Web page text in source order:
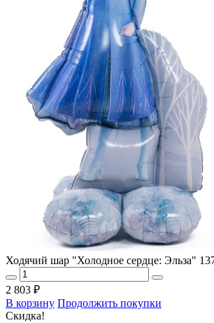
Ходячий шар "Холодное сердце: Эльза"
2 803 ₽
В корзину Продолжить покупки
Скидка!